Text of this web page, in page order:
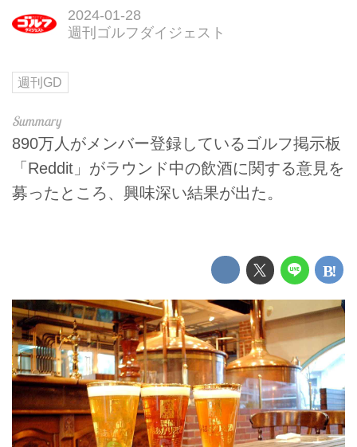
2024-01-28
週刊ゴルフダイジェスト
週刊GD
890万人がメンバー登録しているゴルフ掲示板
「Reddit」がラウンド中の飲酒に関する意見を
募ったところ、興味深い結果が出た。